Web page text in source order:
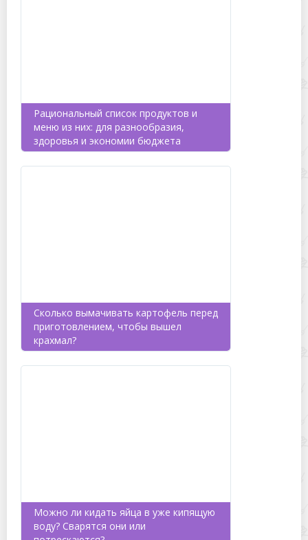
Рациональный список продуктов и
меню из них: для разнообразия,
здоровья и экономии бюджета
Сколько вымачивать картофель перед
приготовлением, чтобы вышел
крахмал?
Можно ли кидать яйца в уже кипящую
воду? Сварятся они или